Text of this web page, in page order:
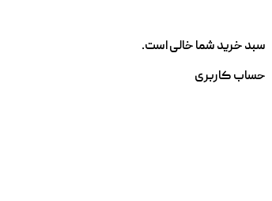
سبد خرید شما خالی است.
حساب کاربری